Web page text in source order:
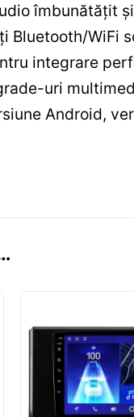
îmbunătățit
Bluetooth/WiFi
integrare
uri
Android,